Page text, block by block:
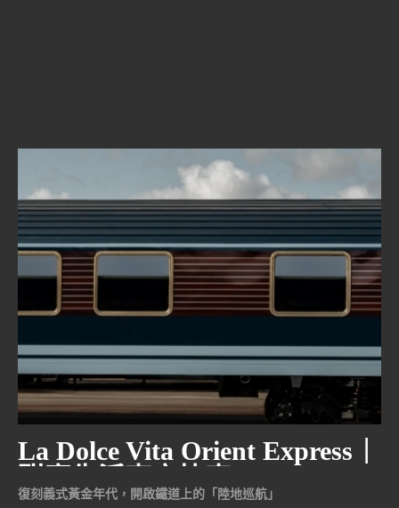
La Dolce Vita Orient Express｜
復刻義式黃金年代，開啟鐵道上的「陸地巡航」